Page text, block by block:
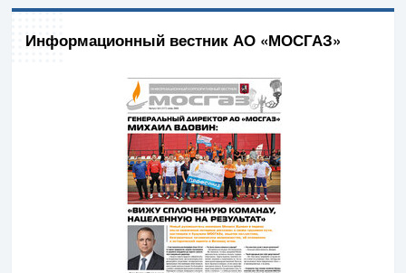
Информационный вестник АО «МОСГАЗ»